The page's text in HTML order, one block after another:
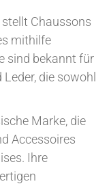
stellt Chaussons
mithilfe
sind bekannt für
die sowohl
Marke, die
Accessoires
Ihre